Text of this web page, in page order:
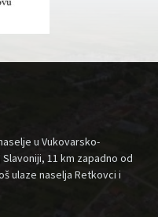
u Vukovarsko-
11 km zapadno od
ulaze naselja Retkovci i